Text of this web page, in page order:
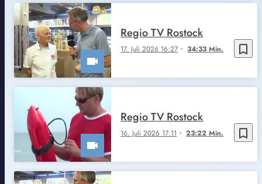
bookmark_border
17. Juli 2026 16:27 34:33 Min.
Regio TV Rostock
bookmark_border
16. Juli 2026 17:11 23:22 Min.
Regio TV Rostock